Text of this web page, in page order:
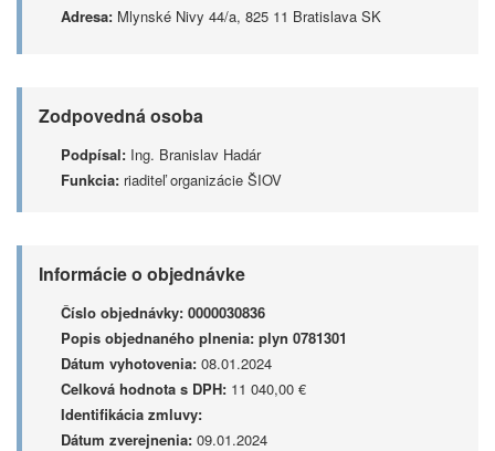
Adresa: Mlynské Nivy 44/a, 825 11 Bratislava SK
Zodpovedná osoba
Podpísal: Ing. Branislav Hadár
Funkcia: riaditeľ organizácie ŠIOV
Informácie o objednávke
Číslo objednávky: 0000030836
Popis objednaného plnenia: plyn 0781301
Dátum vyhotovenia: 08.01.2024
Celková hodnota s DPH: 11 040,00 €
Identifikácia zmluvy:
Dátum zverejnenia: 09.01.2024